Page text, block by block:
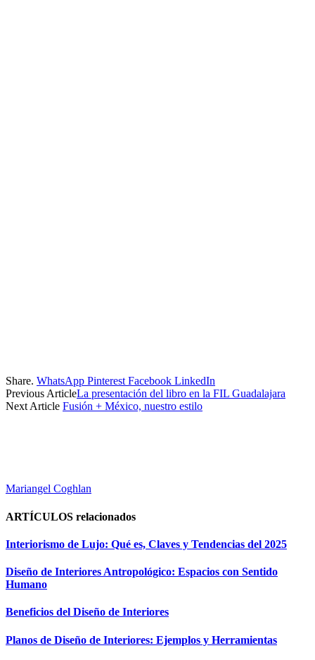
Share. WhatsApp Pinterest Facebook LinkedIn
Previous ArticleLa presentación del libro en la FIL Guadalajara
Next Article Fusión + México, nuestro estilo
Mariangel Coghlan
ARTÍCULOS relacionados
Interiorismo de Lujo: Qué es, Claves y Tendencias del 2025
Diseño de Interiores Antropológico: Espacios con Sentido
Humano
Beneficios del Diseño de Interiores
Planos de Diseño de Interiores: Ejemplos y Herramientas